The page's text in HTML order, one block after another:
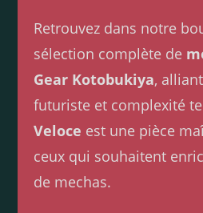
Retrouvez dans notre
sélection complète de
Gear Kotobukiya,
futuriste et complexité
Veloce est une pièce
ceux qui souhaitent
de mechas.